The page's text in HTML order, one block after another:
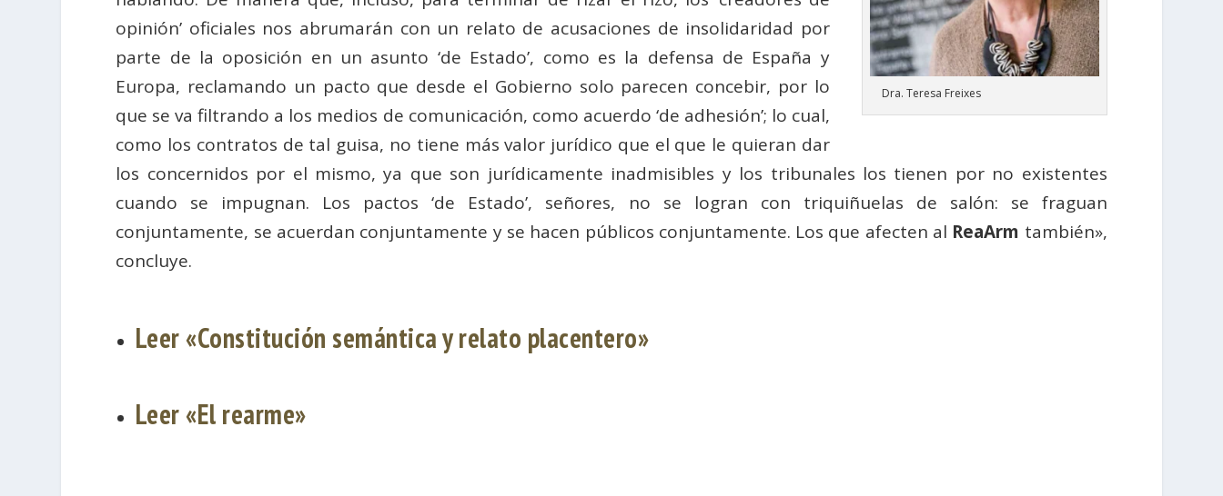
Dra. Teresa Freixes
opinión’ oficiales nos abrumarán con un relato de acusaciones de insolidaridad por
parte de la oposición en un asunto ‘de Estado’, como es la defensa de España y
Europa, reclamando un pacto que desde el Gobierno solo parecen concebir, por lo
que se va filtrando a los medios de comunicación, como acuerdo ‘de adhesión’; lo cual,
como los contratos de tal guisa, no tiene más valor jurídico que el que le quieran dar
los concernidos por el mismo, ya que son jurídicamente inadmisibles y los tribunales los tienen por no existentes
cuando se impugnan. Los pactos ‘de Estado’, señores, no se logran con triquiñuelas de salón: se fraguan
conjuntamente, se acuerdan conjuntamente y se hacen públicos conjuntamente. Los que afecten al ReaArm también»,
concluye.
Leer «Constitución semántica y relato placentero»
Leer «El rearme»